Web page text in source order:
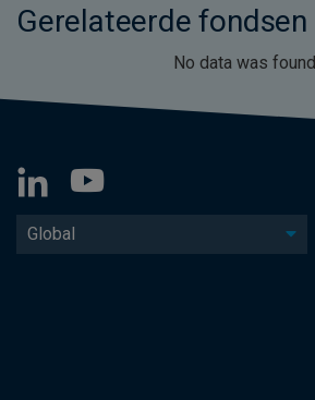
Gerelateerde fondsen
No data was found
Global